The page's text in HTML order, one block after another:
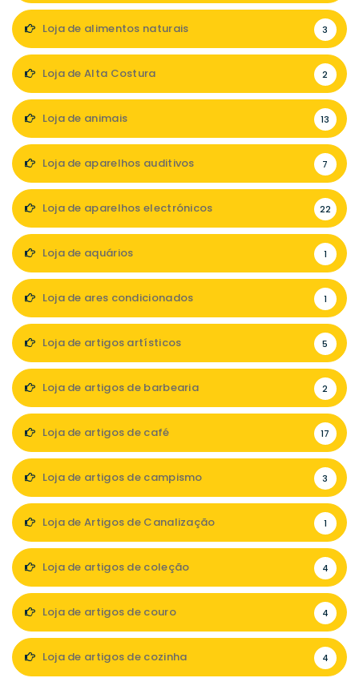
Loja de alimentos naturais 3
Loja de Alta Costura 2
Loja de animais 13
Loja de aparelhos auditivos 7
Loja de aparelhos electrónicos 22
Loja de aquários 1
Loja de ares condicionados 1
Loja de artigos artísticos 5
Loja de artigos de barbearia 2
Loja de artigos de café 17
Loja de artigos de campismo 3
Loja de Artigos de Canalização 1
Loja de artigos de coleção 4
Loja de artigos de couro 4
Loja de artigos de cozinha 4